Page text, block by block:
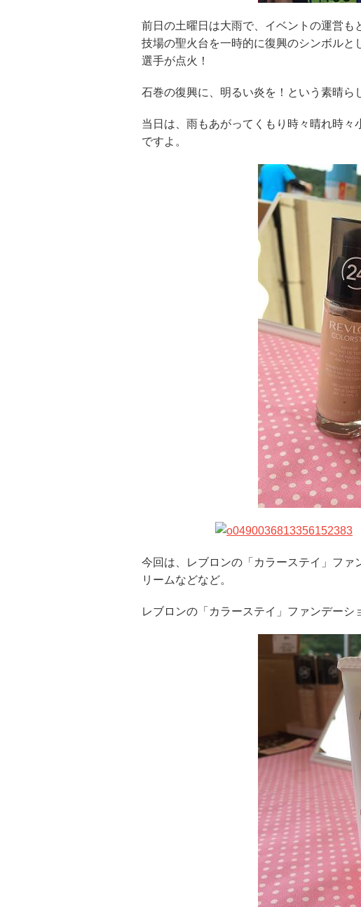
前日の土曜日は大雨で、イベントの運営
技場の聖火台を一時的に復興のシンボル
選手が点火！
石巻の復興に、明るい炎を！という素晴ら
当日は、雨もあがってくもり時々晴れ時々
ですよ。
今回は、レブロンの「カラーステイ」ファ
リームなどなど。
レブロンの「カラーステイ」ファンデーシ